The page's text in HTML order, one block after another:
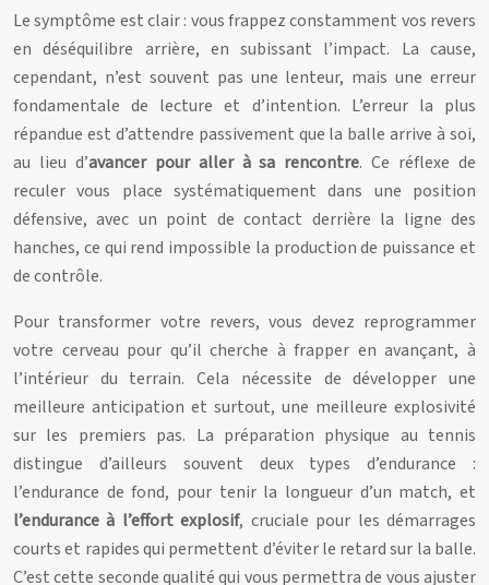
Le symptôme est clair : vous frappez constamment vos revers
en déséquilibre arrière, en subissant l’impact. La cause,
cependant, n’est souvent pas une lenteur, mais une erreur
fondamentale de lecture et d’intention. L’erreur la plus
répandue est d’attendre passivement que la balle arrive à soi,
au lieu d’avancer pour aller à sa rencontre. Ce réflexe de
reculer vous place systématiquement dans une position
défensive, avec un point de contact derrière la ligne des
hanches, ce qui rend impossible la production de puissance et
de contrôle.
Pour transformer votre revers, vous devez reprogrammer
votre cerveau pour qu’il cherche à frapper en avançant, à
l’intérieur du terrain. Cela nécessite de développer une
meilleure anticipation et surtout, une meilleure explosivité
sur les premiers pas. La préparation physique au tennis
distingue d’ailleurs souvent deux types d’endurance :
l’endurance de fond, pour tenir la longueur d’un match, et
l’endurance à l’effort explosif, cruciale pour les démarrages
courts et rapides qui permettent d’éviter le retard sur la balle.
C’est cette seconde qualité qui vous permettra de vous ajuster